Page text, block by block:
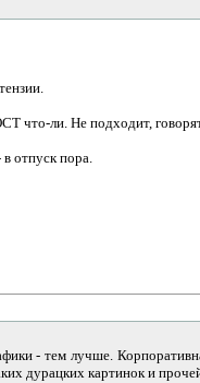
что-ли. Не подходит,
отпуск пора.
- тем лучше.
дурацких картинок и